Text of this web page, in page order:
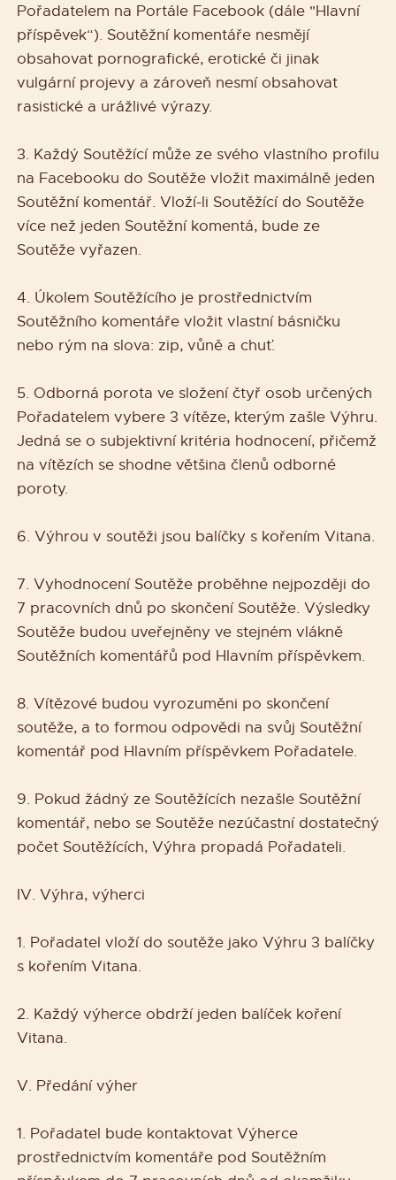
Pořadatelem na Portále Facebook (dále "Hlavní
příspěvek“). Soutěžní komentáře nesmějí
obsahovat pornografické, erotické či jinak
vulgární projevy a zároveň nesmí obsahovat
rasistické a urážlivé výrazy.
3. Každý Soutěžící může ze svého vlastního profilu
na Facebooku do Soutěže vložit maximálně jeden
Soutěžní komentář. Vloží-li Soutěžící do Soutěže
více než jeden Soutěžní komentá, bude ze
Soutěže vyřazen.
4. Úkolem Soutěžícího je prostřednictvím
Soutěžního komentáře vložit vlastní básničku
nebo rým na slova: zip, vůně a chuť.
5. Odborná porota ve složení čtyř osob určených
Pořadatelem vybere 3 vítěze, kterým zašle Výhru.
Jedná se o subjektivní kritéria hodnocení, přičemž
na vítězích se shodne většina členů odborné
poroty.
6. Výhrou v soutěži jsou balíčky s kořením Vitana.
7. Vyhodnocení Soutěže proběhne nejpozději do
7 pracovních dnů po skončení Soutěže. Výsledky
Soutěže budou uveřejněny ve stejném vlákně
Soutěžních komentářů pod Hlavním příspěvkem.
8. Vítězové budou vyrozuměni po skončení
soutěže, a to formou odpovědi na svůj Soutěžní
komentář pod Hlavním příspěvkem Pořadatele.
9. Pokud žádný ze Soutěžících nezašle Soutěžní
komentář, nebo se Soutěže nezúčastní dostatečný
počet Soutěžících, Výhra propadá Pořadateli.
IV. Výhra, výherci
1. Pořadatel vloží do soutěže jako Výhru 3 balíčky
s kořením Vitana.
2. Každý výherce obdrží jeden balíček koření
Vitana.
V. Předání výher
1. Pořadatel bude kontaktovat Výherce
prostřednictvím komentáře pod Soutěžním